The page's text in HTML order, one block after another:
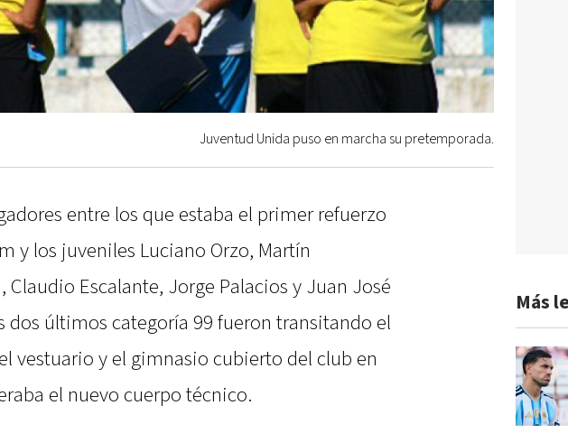
Juventud Unida puso en marcha su pretemporada.
entre los que estaba el primer refuerzo
y los juveniles Luciano Orzo, Martín
Claudio Escalante, Jorge Palacios y Juan José
dos últimos categoría 99 fueron transitando el
vestuario y el gimnasio cubierto del club en
el nuevo cuerpo técnico.
Más